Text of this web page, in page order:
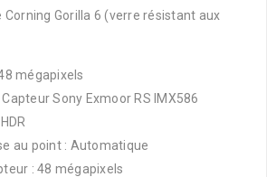
Corning Gorilla 6 (verre résistant aux
mégapixels
Sony Exmoor RS IMX586
au point : Automatique
: 48 mégapixels